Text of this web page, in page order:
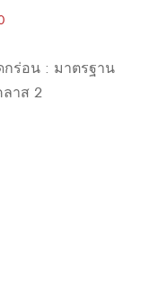
ร่อน : มาตรฐาน
ลาส 2